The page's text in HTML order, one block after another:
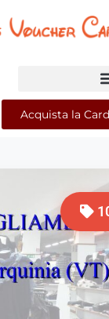
Acquista la Card